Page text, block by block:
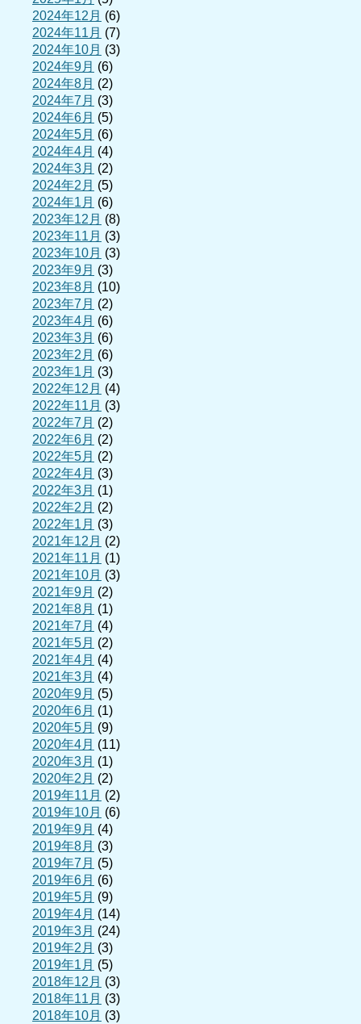
2024年12月 (6)
2024年11月 (7)
2024年10月 (3)
2024年9月 (6)
2024年8月 (2)
2024年7月 (3)
2024年6月 (5)
2024年5月 (6)
2024年4月 (4)
2024年3月 (2)
2024年2月 (5)
2024年1月 (6)
2023年12月 (8)
2023年11月 (3)
2023年10月 (3)
2023年9月 (3)
2023年8月 (10)
2023年7月 (2)
2023年4月 (6)
2023年3月 (6)
2023年2月 (6)
2023年1月 (3)
2022年12月 (4)
2022年11月 (3)
2022年7月 (2)
2022年6月 (2)
2022年5月 (2)
2022年4月 (3)
2022年3月 (1)
2022年2月 (2)
2022年1月 (3)
2021年12月 (2)
2021年11月 (1)
2021年10月 (3)
2021年9月 (2)
2021年8月 (1)
2021年7月 (4)
2021年5月 (2)
2021年4月 (4)
2021年3月 (4)
2020年9月 (5)
2020年6月 (1)
2020年5月 (9)
2020年4月 (11)
2020年3月 (1)
2020年2月 (2)
2019年11月 (2)
2019年10月 (6)
2019年9月 (4)
2019年8月 (3)
2019年7月 (5)
2019年6月 (6)
2019年5月 (9)
2019年4月 (14)
2019年3月 (24)
2019年2月 (3)
2019年1月 (5)
2018年12月 (3)
2018年11月 (3)
2018年10月 (3)